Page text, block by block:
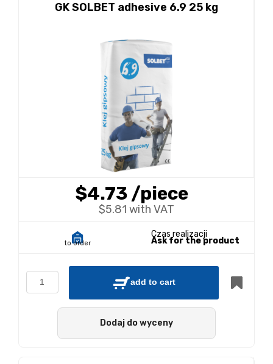
GK SOLBET adhesive 6.9 25 kg
$4.73/piece
$5.81 with VAT
to order
Czas realizacji
Ask for the product
add to cart
Dodaj do wyceny